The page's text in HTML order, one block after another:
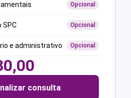
Opcional
SPC Opcional
e administrativo Opcional
consulta